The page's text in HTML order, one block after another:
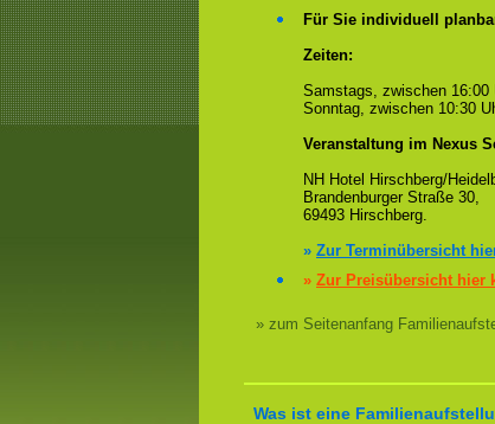
Für Sie individuell
Zeiten:
Samstags, zwischen 16:00
Sonntag, zwischen 10:30
Veranstaltung im Nexus
NH Hotel Hirschberg/
Brandenburger Straße 30,
69493 Hirschberg.
» Zur Terminübersicht
» Zur Preisübersicht hier
» zum Seitenanfang
Was ist eine